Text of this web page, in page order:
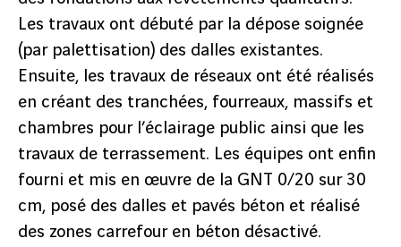
Les travaux ont débuté par la dépose soignée
(par palettisation) des dalles existantes.
Ensuite, les travaux de réseaux ont été réalisés
en créant des tranchées, fourreaux, massifs et
chambres pour l’éclairage public ainsi que les
travaux de terrassement. Les équipes ont enfin
fourni et mis en œuvre de la GNT 0/20 sur 30
cm, posé des dalles et pavés béton et réalisé
des zones carrefour en béton désactivé.